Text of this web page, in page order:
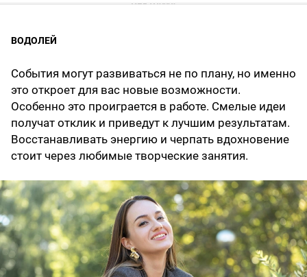
ВОДОЛЕЙ
События могут развиваться не по плану, но именно
это откроет для вас новые возможности.
Особенно это проиграется в работе. Смелые идеи
получат отклик и приведут к лучшим результатам.
Восстанавливать энергию и черпать вдохновение
стоит через любимые творческие занятия.